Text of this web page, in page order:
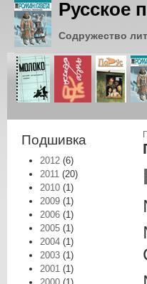
Русское
Содружество
Подшивка
2012 (6)
2011 (20)
2010 (1)
2009 (1)
2006 (1)
2005 (1)
2004 (1)
2003 (1)
2001 (1)